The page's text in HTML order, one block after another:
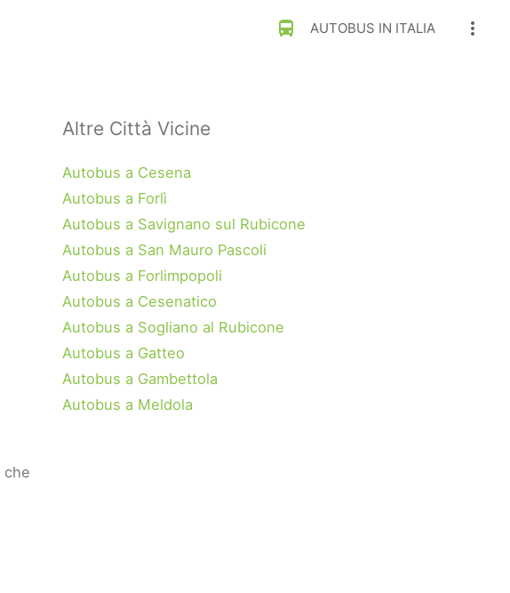
directions_bus AUTOBUS IN ITALIA more_vert
che
Altre Città Vicine
Autobus a Cesena
Autobus a Forlì
Autobus a Savignano sul Rubicone
Autobus a San Mauro Pascoli
Autobus a Forlimpopoli
Autobus a Cesenatico
Autobus a Sogliano al Rubicone
Autobus a Gatteo
Autobus a Gambettola
Autobus a Meldola